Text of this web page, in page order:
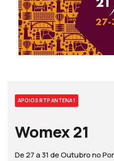
APOIOS RTP ANTENA 1
Womex 21
De 27 a 31 de Outubro no